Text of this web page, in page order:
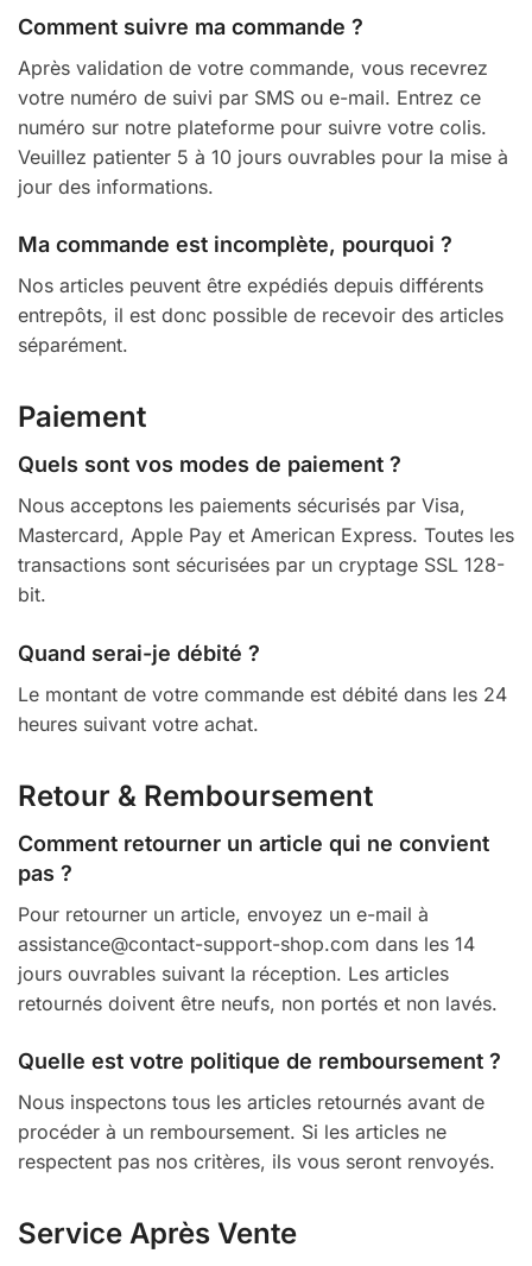
Comment suivre ma commande ?
Après validation de votre commande, vous recevrez
votre numéro de suivi par SMS ou e-mail. Entrez ce
numéro sur notre plateforme pour suivre votre colis.
Veuillez patienter 5 à 10 jours ouvrables pour la mise à
jour des informations.
Ma commande est incomplète, pourquoi ?
Nos articles peuvent être expédiés depuis différents
entrepôts, il est donc possible de recevoir des articles
séparément.
Paiement
Quels sont vos modes de paiement ?
Nous acceptons les paiements sécurisés par Visa,
Mastercard, Apple Pay et American Express. Toutes les
transactions sont sécurisées par un cryptage SSL 128-
bit.
Quand serai-je débité ?
Le montant de votre commande est débité dans les 24
heures suivant votre achat.
Retour & Remboursement
Comment retourner un article qui ne convient
pas ?
Pour retourner un article, envoyez un e-mail à
assistance@contact-support-shop.com dans les 14
jours ouvrables suivant la réception. Les articles
retournés doivent être neufs, non portés et non lavés.
Quelle est votre politique de remboursement ?
Nous inspectons tous les articles retournés avant de
procéder à un remboursement. Si les articles ne
respectent pas nos critères, ils vous seront renvoyés.
Service Après Vente